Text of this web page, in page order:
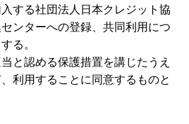
する社団法人日本クレジット協
ンターへの登録、共同利用につ
る。
と認める保護措置を講じたうえ
利用することに同意するものと